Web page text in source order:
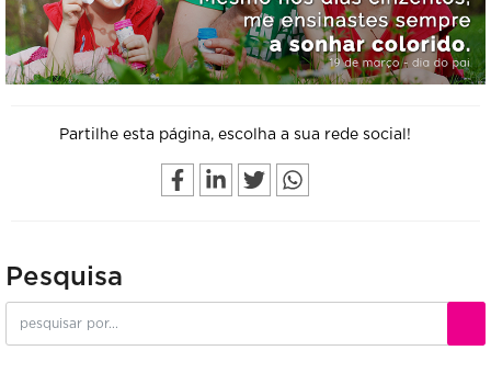
Pesquisa
Partilhe esta página, escolha a sua rede social!